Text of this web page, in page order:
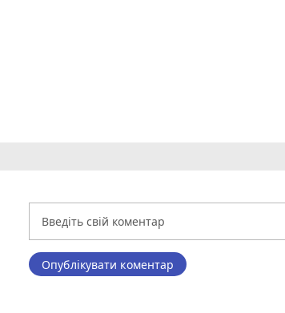
Опублікувати коментар